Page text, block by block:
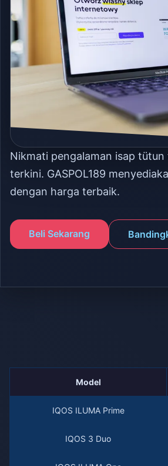
Nikmati pengalaman isap
terkini. GASPOL189
dengan harga terbaik.
Beli Sekarang
Model
IQOS ILUMA Prime
IQOS 3 Duo